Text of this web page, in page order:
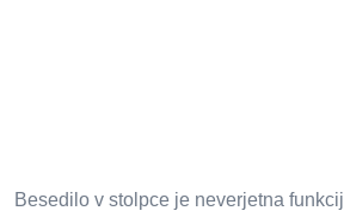
Besedilo v stolpce je neverjetna